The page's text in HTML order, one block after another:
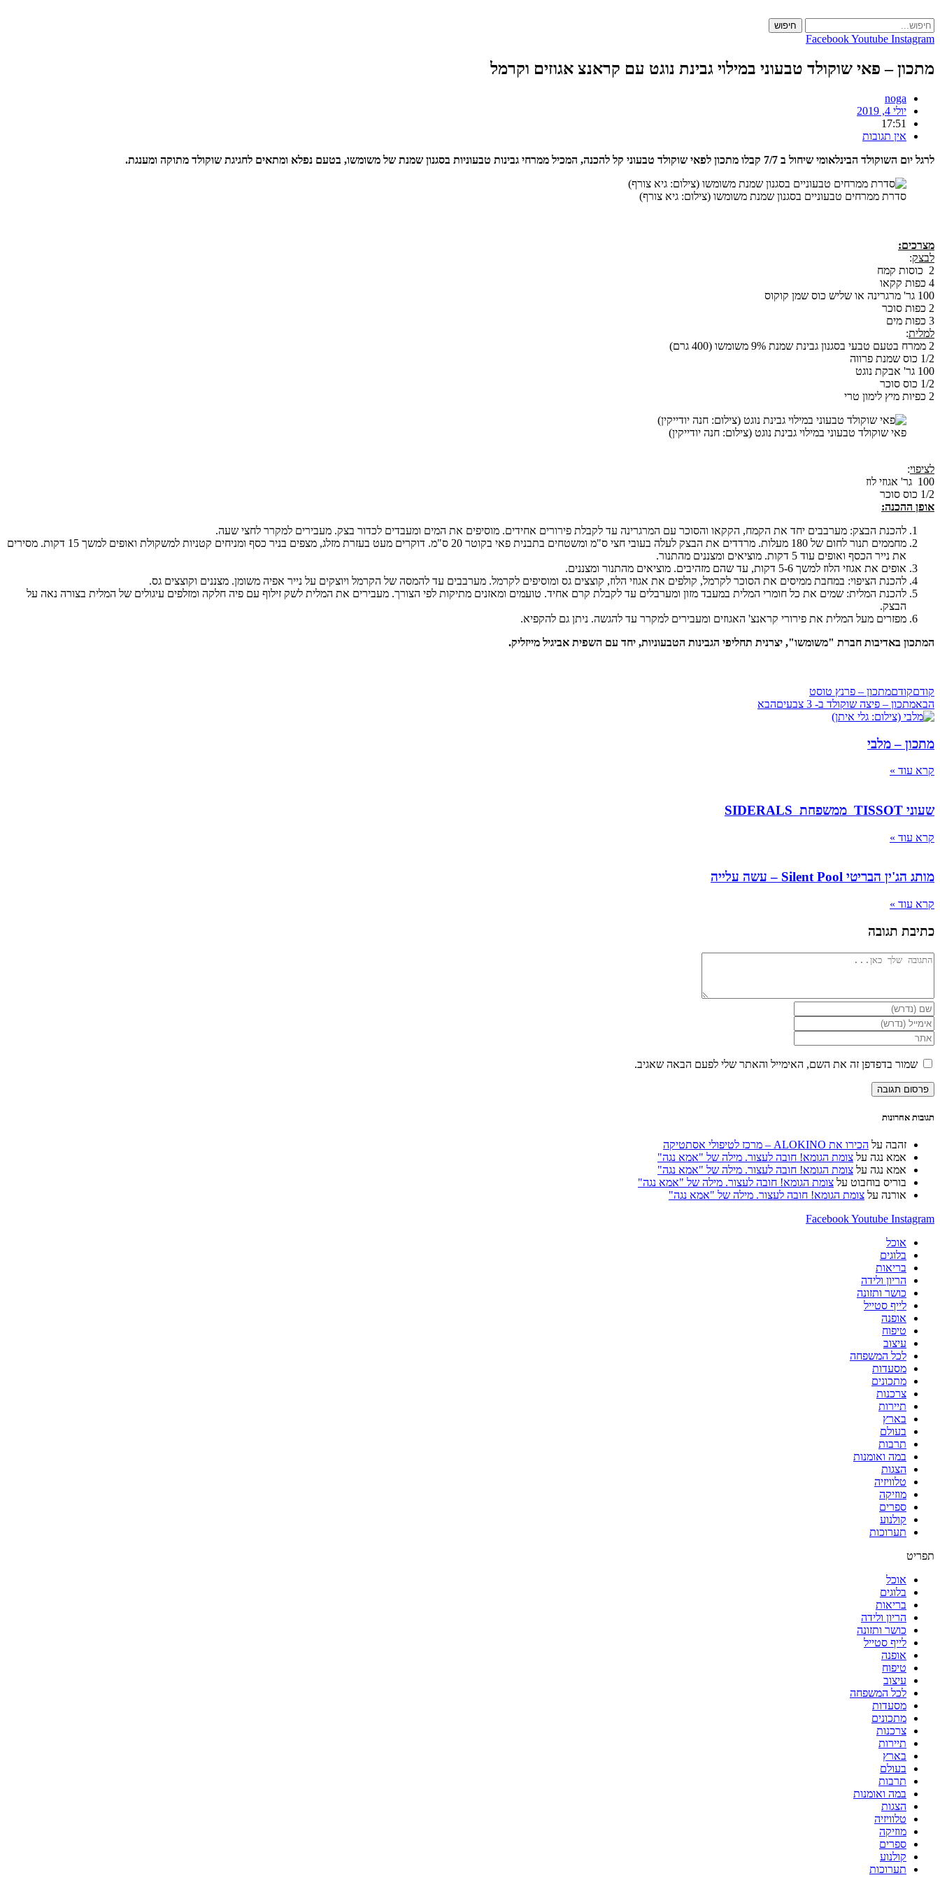
to
content
חיפוש
FacebookYoutube Instagram
מתכון – פאי שוקולד טבעוני במילוי גבינת נוגט עם קראנצ אגוזים וקרמל
noga
יולי 4, 2019
17:51
אין תגובות
לרגל יום השוקולד הבינלאומי שיחול ב 7/7 קבלו מתכון לפאי שוקולד טבעוני קל להכנה, המכיל ממרחי גבינות טבעוניות בסגנון שמנת של משומשו, בטעם נפלא ומתאים לחגיגת שוקולד מתוקה ומענגת.
סדרת ממרחים טבעוניים בסגנון שמנת משומשו (צילום: גיא צורף)
מצרכים:
לבצק:
2 כוסות קמח
4 כפות קקאו
100 גר' מרגרינה או שליש כוס שמן קוקוס
2 כפות סוכר
3 כפות מים
למלית:
2 ממרח בטעם טבעי בסגנון גבינת שמנת 9% משומשו (400 גרם)
1/2 כוס שמנת פרווה
100 גר' אבקת נוגט
1/2 כוס סוכר
2 כפיות מיץ לימון טרי
פאי שוקולד טבעוני במילוי גבינת נוגט (צילום: חנה יודייקין)
לציפוי:
100 גר' אגוזי לוז
1/2 כוס סוכר
אופן ההכנה:
להכנת הבצק: מערבבים יחד את הקמח, הקקאו והסוכר עם המרגרינה עד לקבלת פירורים אחידים. מוסיפים את המים ומעבדים לכדור בצק. מעבירים למקרר לחצי שעה.
מחממים תנור לחום של 180 מעלות. מרדדים את הבצק לעלה בעובי חצי ס"מ ומשטחים בתבנית פאי בקוטר 20 ס"מ. דוקרים מעט בעזרת מזלג, מצפים בניר כסף ומניחים קטניות למשקולת ואופים למשך 15 דקות. מסירים
את נייר הכסף ואופים עוד 5 דקות. מוציאים ומצננים מהתנור.
אופים את אגוזי הלוז למשך 5-6 דקות, עד שהם מזהיבים. מוציאים מהתנור ומצננים.
להכנת הציפוי: במחבת ממיסים את הסוכר לקרמל, קולפים את אגוזי הלוז, קוצצים גס ומוסיפים לקרמל. מערבבים עד להמסה של הקרמל ויוצקים על נייר אפיה משומן. מצננים וקוצצים גס.
להכנת המלית: שמים את כל חומרי המלית במעבד מזון ומערבלים עד לקבלת קרם אחיד. טועמים ומאזנים מתיקות לפי הצורך. מעבירים את המלית לשק זילוף עם פיה חלקה ומזלפים עיגולים של המלית בצורה נאה על
הבצק.
מפזרים מעל המלית את פירורי קראנצ' האגוזים ומעבירים למקרר עד להגשה. ניתן גם להקפיא.
המתכון באדיבות חברת "משומשו", יצרנית תחליפי הגבינות הטבעוניות, יחד עם השפית אביגיל מייזליק.
קודםקודםמתכון – פרנץ טוסט
הבאמתכון – פיצה שוקולד ב- 3 צבעים הבא
מתכון – מלבי
קרא עוד »
שעוני TISSOT ממשפחת SIDERALS
קרא עוד »
מותג הג'ין הבריטי Silent Pool – עשה עלייה
קרא עוד »
כתיבת תגובה
להגיב
הזן
את
השם
שלך
או
שם
משתמש
כדי
הזן
את
כתובת
דואר
האלקטרוני
שלך
כדי
הזן
את
כתובת
האינטרנט
שלך
שמור בדפדפן זה את השם, האימייל והאתר שלי לפעם הבאה שאגיב.
תגובות אחרונות
זהבה על הכירו את ALOKINO – מרכז לטיפולי אסתטיקה
אמא נגה על צומת הגומא! חובה לעצור. מילה של "אמא נגה"
אמא נגה על צומת הגומא! חובה לעצור. מילה של "אמא נגה"
בוריס בוחבוט על צומת הגומא! חובה לעצור. מילה של "אמא נגה"
אורנה על צומת הגומא! חובה לעצור. מילה של "אמא נגה"
FacebookYoutube Instagram
אוכל
בלוגים
בריאות
הריון ולידה
כושר ותזונה
לייף סטייל
אופנה
טיפוח
עיצוב
לכל המשפחה
מסעדות
מתכונים
צרכנות
תיירות
בארץ
בעולם
תרבות
במה ואומנות
הצגות
טלוויזיה
מוזיקה
ספרים
קולנוע
תערוכות
תפריט
אוכל
בלוגים
בריאות
הריון ולידה
כושר ותזונה
לייף סטייל
אופנה
טיפוח
עיצוב
לכל המשפחה
מסעדות
מתכונים
צרכנות
תיירות
בארץ
בעולם
תרבות
במה ואומנות
הצגות
טלוויזיה
מוזיקה
ספרים
קולנוע
תערוכות